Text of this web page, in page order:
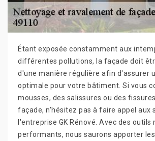
Étant exposée constamment aux
différentes pollutions, la façade doit
d'une manière régulière afin d'assurer
optimale pour votre bâtiment. Si vous
mousses, des salissures ou des
façade, n'hésitez pas à faire appel aux
l'entreprise GK Rénové. Avec des outils
performants, nous saurons apporter